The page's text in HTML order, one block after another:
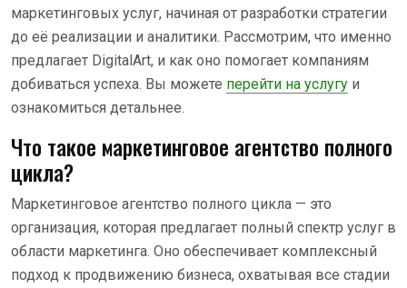
маркетинговых услуг, начиная от разработки стратегии
до её реализации и аналитики. Рассмотрим, что именно
предлагает DigitalArt, и как оно помогает компаниям
добиваться успеха. Вы можете перейти на услугу и
ознакомиться детальнее.
Что такое маркетинговое агентство полного
цикла?
Маркетинговое агентство полного цикла — это
организация, которая предлагает полный спектр услуг в
области маркетинга. Оно обеспечивает комплексный
подход к продвижению бизнеса, охватывая все стадии